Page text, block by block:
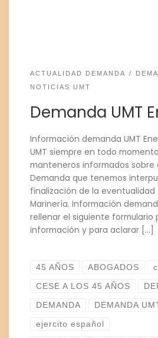
ACTUALIDAD DEMANDA
NOTICIAS UMT
Demanda UMT
Información demanda UMT
UMT siempre en todo
manteneros informados sobre
Demanda que tenemos
finalización de la eventualidad
Marinería. Información
rellenar el siguiente formulario
información y para aclarar […]
45 AÑOS ABOGADOS
CESE A LOS 45 AÑOS
DEMANDA DEMANDA
ejercito español